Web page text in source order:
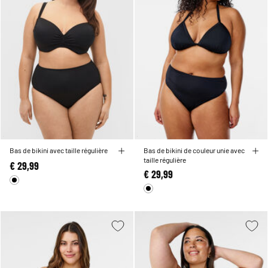
Bas de bikini avec taille régulière
€ 29,99
Bas de bikini de couleur unie avec
taille régulière
€ 29,99